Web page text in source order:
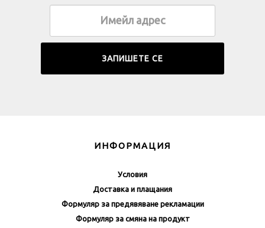
ИНФОРМАЦИЯ
Условия
Доставка и плащания
Формуляр за предявяване рекламации
Формуляр за смяна на продукт